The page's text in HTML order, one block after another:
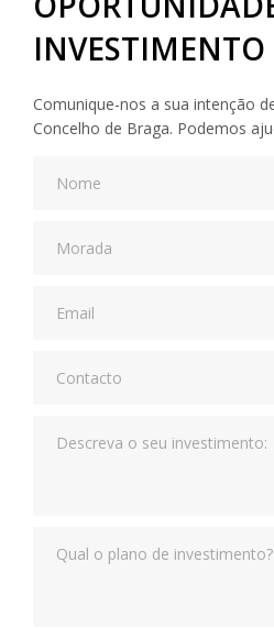
INVESTIMENTO
Comunique-nos a sua intenção
Concelho de Braga. Podemos